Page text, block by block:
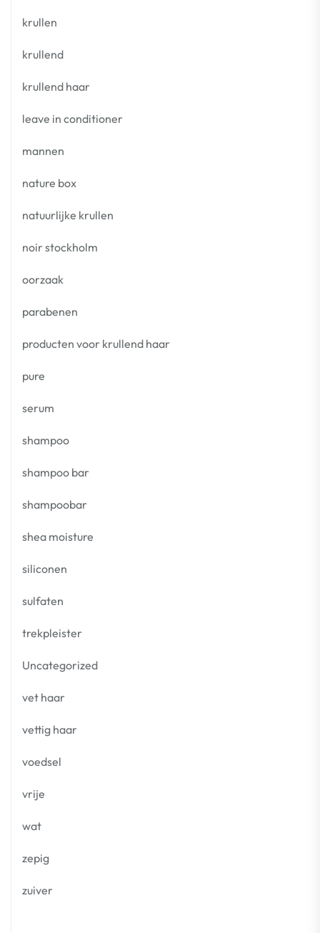
krullen
krullend
krullend haar
leave in conditioner
mannen
nature box
natuurlijke krullen
noir stockholm
oorzaak
parabenen
producten voor krullend haar
pure
serum
shampoo
shampoo bar
shampoobar
shea moisture
siliconen
sulfaten
trekpleister
Uncategorized
vet haar
vettig haar
voedsel
vrije
wat
zepig
zuiver